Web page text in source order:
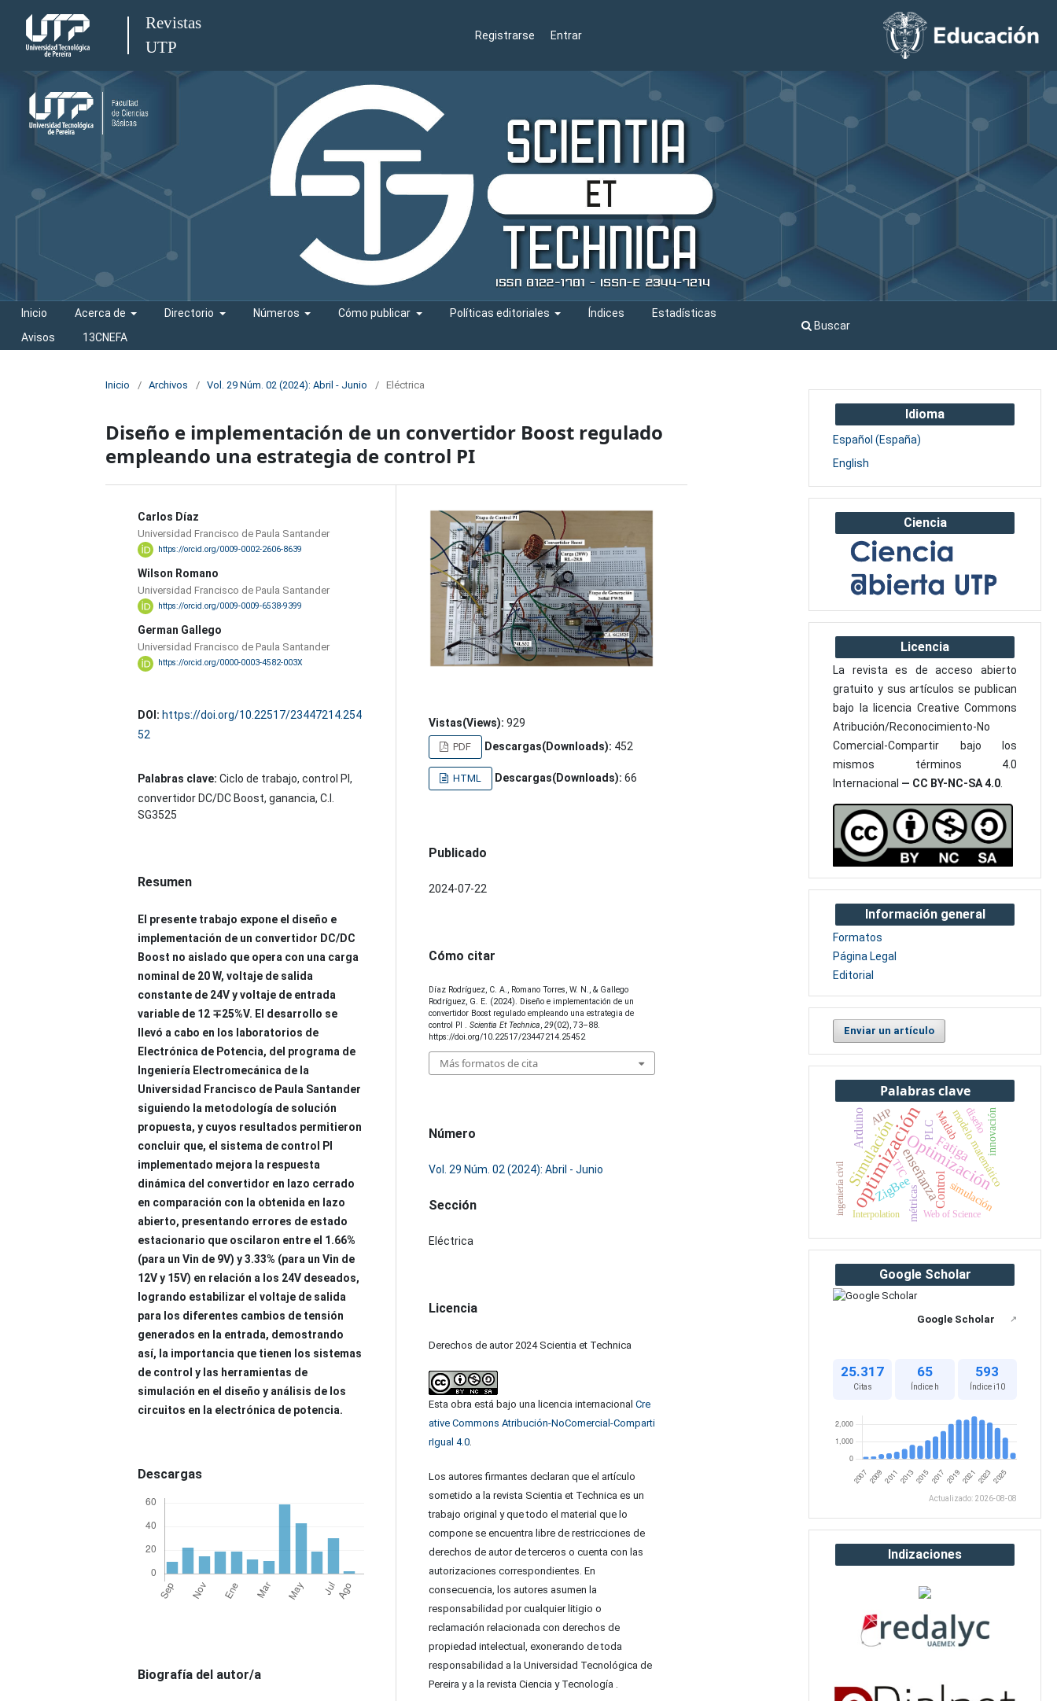
Revistas
UTP
Registrarse Entrar
Inicio Acerca de Directorio Números Cómo publicar Políticas editoriales Índices
Estadísticas
Avisos
13CNEFA
Buscar
Inicio / Archivos / Vol. 29 Núm. 02 (2024): Abril - Junio / Eléctrica
Diseño e implementación de un convertidor Boost regulado
empleando una estrategia de control PI
Carlos Díaz
Universidad Francisco de Paula Santander
https://orcid.org/0009-0002-2606-8639
Wilson Romano
Universidad Francisco de Paula Santander
https://orcid.org/0009-0009-6538-9399
German Gallego
Universidad Francisco de Paula Santander
https://orcid.org/0000-0003-4582-003X
DOI: https://doi.org/10.22517/23447214.254
52
Palabras clave: Ciclo de trabajo, control PI,
convertidor DC/DC Boost, ganancia, C.I.
SG3525
Resumen
El presente trabajo expone el diseño e
implementación de un convertidor DC/DC
Boost no aislado que opera con una carga
nominal de 20 W, voltaje de salida
constante de 24V y voltaje de entrada
variable de 12 ∓25%V. El desarrollo se
llevó a cabo en los laboratorios de
Electrónica de Potencia, del programa de
Ingeniería Electromecánica de la
Universidad Francisco de Paula Santander
siguiendo la metodología de solución
propuesta, y cuyos resultados permitieron
concluir que, el sistema de control PI
implementado mejora la respuesta
dinámica del convertidor en lazo cerrado
en comparación con la obtenida en lazo
abierto, presentando errores de estado
estacionario que oscilaron entre el 1.66%
(para un Vin de 9V) y 3.33% (para un Vin de
12V y 15V) en relación a los 24V deseados,
logrando estabilizar el voltaje de salida
para los diferentes cambios de tensión
generados en la entrada, demostrando
así, la importancia que tienen los sistemas
de control y las herramientas de
simulación en el diseño y análisis de los
circuitos en la electrónica de potencia.
Descargas
Biografía del autor/a
Vistas(Views): 929
PDF Descargas(Downloads): 452
HTML Descargas(Downloads): 66
Publicado
2024-07-22
Cómo citar
Díaz Rodríguez, C. A., Romano Torres, W. N., & Gallego
Rodríguez, G. E. (2024). Diseño e implementación de un
convertidor Boost regulado empleando una estrategia de
control PI . Scientia Et Technica, 29(02), 73–88.
https://doi.org/10.22517/23447214.25452
Más formatos de cita
Número
Vol. 29 Núm. 02 (2024): Abril - Junio
Sección
Eléctrica
Licencia
Derechos de autor 2024 Scientia et Technica
Esta obra está bajo una licencia internacional Cre
ative Commons Atribución-NoComercial-Comparti
rIgual 4.0.
Los autores firmantes declaran que el artículo
sometido a la revista Scientia et Technica es un
trabajo original y que todo el material que lo
compone se encuentra libre de restricciones de
derechos de autor de terceros o cuenta con las
autorizaciones correspondientes. En
consecuencia, los autores asumen la
responsabilidad por cualquier litigio o
reclamación relacionada con derechos de
propiedad intelectual, exonerando de toda
responsabilidad a la Universidad Tecnológica de
Pereira y a la revista Ciencia y Tecnología .
Idioma
Español (España)
English
Ciencia
Licencia
La revista es de acceso abierto
gratuito y sus artículos se publican
bajo la licencia Creative Commons
Atribución/Reconocimiento-No
Comercial-Compartir bajo los
mismos términos 4.0
Internacional — CC BY-NC-SA 4.0
Información general
Formatos
Página Legal
Editorial
Enviar un artículo
Palabras clave
optimizaciónOptimización
Simulación Fatiga
enseñanza
Arduino
ZigBee Control
métricas
modelo matemático
TIC
innovación
PLC
simulación
AHP Matlabdiseño
Web of Science
Interpolation
ingeniería civil
Google Scholar
Google Scholar ↗
25.317
Citas
65
Índice h
593
Índice i10
Actualizado: 2026-08-08
Indizaciones